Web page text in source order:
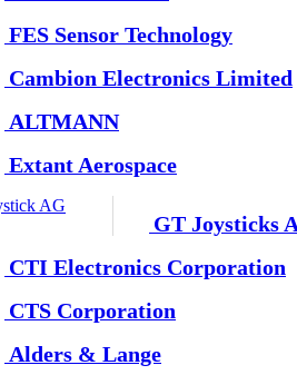
FES Sensor Technology
Cambion Electronics Limited
ALTMANN
Extant Aerospace
GT Joysticks
CTI Electronics Corporation
CTS Corporation
Alders & Lange